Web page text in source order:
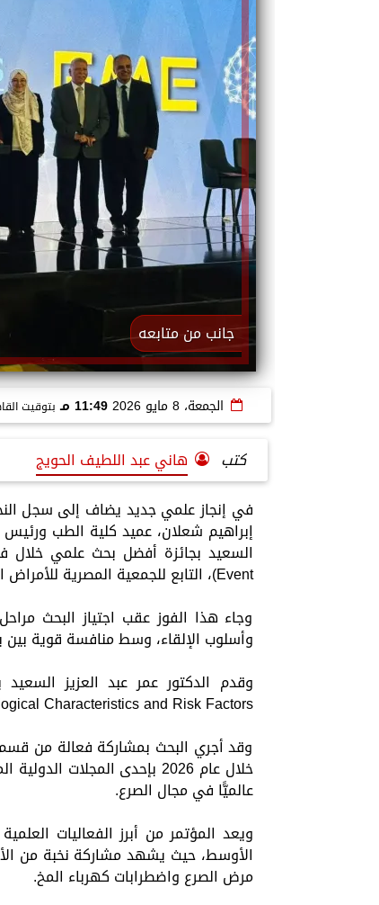
جانب من متابعه
الجمعة، 8 مايو 2026 11:49 مـ بتوقيت
كتب هاني عبد اللطيف الحويج
في إنجاز علمي جديد يضاف إلى سجل
إبراهيم شعلان، عميد كلية الطب
Event)، التابع للجمعية المصرية للأمراض العصبية والنفسية وجراحة الأعصاب.
وجاء هذا الفوز عقب اجتياز البحث
وأسلوب الإلقاء، وسط منافسة قوية بين
Characteristics and Risk Factors
وقد أجري البحث بمشاركة فعالة من
عالميًّا في مجال الصرع.
ويعد المؤتمر من أبرز الفعاليات
الأوسط، حيث يشهد مشاركة نخبة من
مرض الصرع واضطرابات كهرباء المخ.